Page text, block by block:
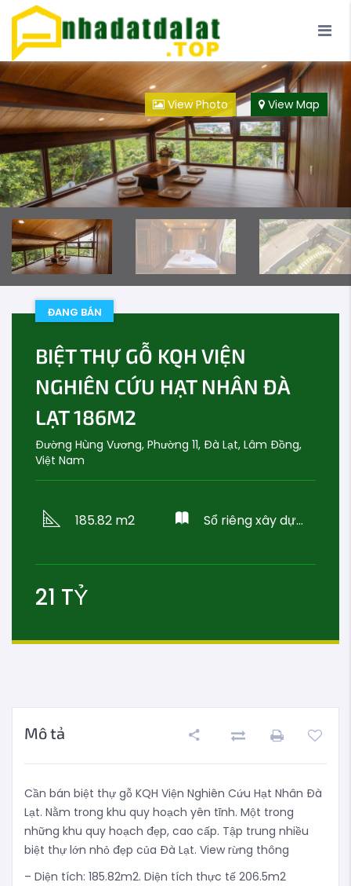
Trang Chủ Blog Đà Lạt Loại Hình
Đội ngũ
View Photo View Map
ĐANG BÁN
BIỆT THỰ GỖ KQH VIỆN
NGHIÊN CỨU HẠT NHÂN ĐÀ
LẠT 186M2
Đường Hùng Vương, Phường 11, Đà Lạt, Lâm Đồng,
Việt Nam
185.82 m2 Sổ riêng xây dựng
21 TỶ
Mô tả
Cần bán biệt thự gỗ KQH Viện Nghiên Cứu Hạt Nhân Đà
Lạt. Nằm trong khu quy hoạch yên tĩnh. Một trong
những khu quy hoạch đẹp, cao cấp. Tập trung nhiều
biệt thự lớn nhỏ đẹp của Đà Lạt. View rừng thông
– Diện tích: 185.82m2. Diện tích thực tế 206.5m2